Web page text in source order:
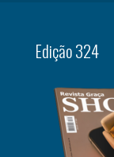
Edição 324